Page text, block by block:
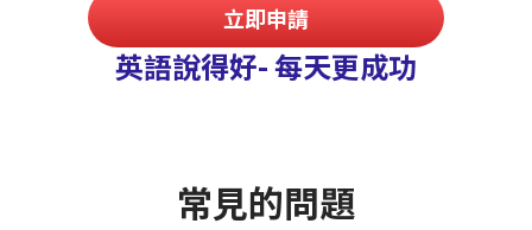
立即申請
英語說得好- 每天更成功
常見的問題